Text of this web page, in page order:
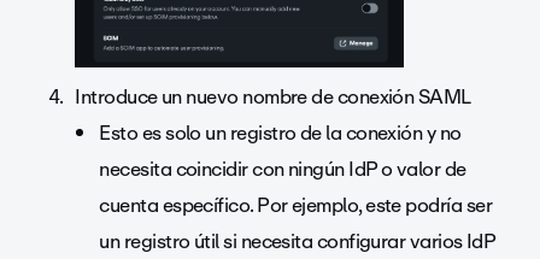
Introduce un nuevo nombre de conexión SAML
Esto es solo un registro de la conexión y no
necesita coincidir con ningún IdP o valor de
cuenta específico. Por ejemplo, este podría ser
un registro útil si necesita configurar varios IdP